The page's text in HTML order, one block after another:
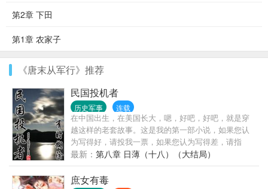
第2章 下田
第1章 农家子
《唐末从军行》推荐
民国投机者
历史军事 连载
在中国出生，在美国长大，嗯，好吧，好吧，就是穿
越这样的老套故事。这是我的第一部小说，如果您认
为写得好，请投我一票，如果您认为写得差，请指
正。......
最新： 第八章 日薄（十八）（大结局）
庶女有毒